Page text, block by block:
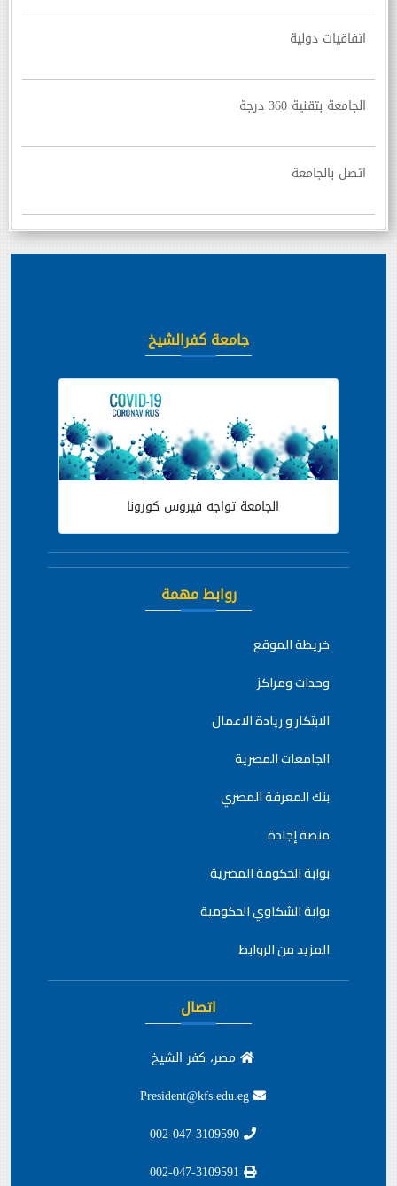
اتفاقيات دولية
الجامعة بتقنية 360 درجة
اتصل بالجامعة
جامعة كفرالشيخ
الجامعة تواجه فيروس كورونا
روابط مهمة
خريطة الموقع
وحدات ومراكز
الابتكار و ريادة الاعمال
الجامعات المصرية
بنك المعرفة المصري
منصة إجادة
بوابة الحكومة المصرية
بوابة الشكاوي الحكومية
المزيد من الروابط
اتصال
مصر، كفر الشيخ